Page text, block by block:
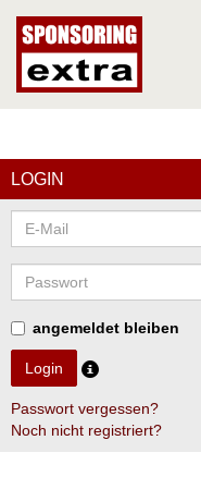
LOGIN
angemeldet bleiben
Passwort vergessen?
Noch nicht registriert?